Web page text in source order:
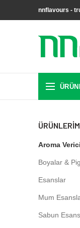
nnflavours -
Aroma
Boyalar &
Esanslar
Mum
Sabun